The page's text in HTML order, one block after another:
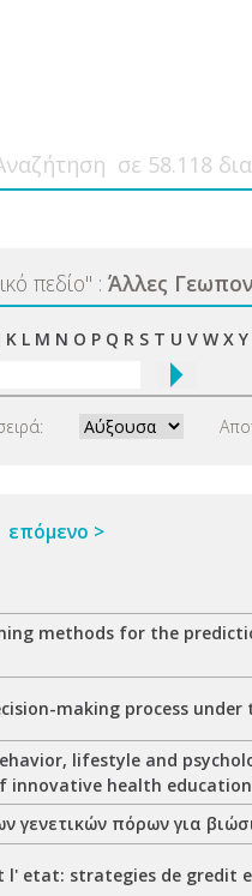
πεδίο" : Άλλες
K L M N O P Q R S T U V W X Y
επόμενο >
methods for the
making process
lifestyle and
health
γενετικών πόρων για
l' etat: strategies de gredit